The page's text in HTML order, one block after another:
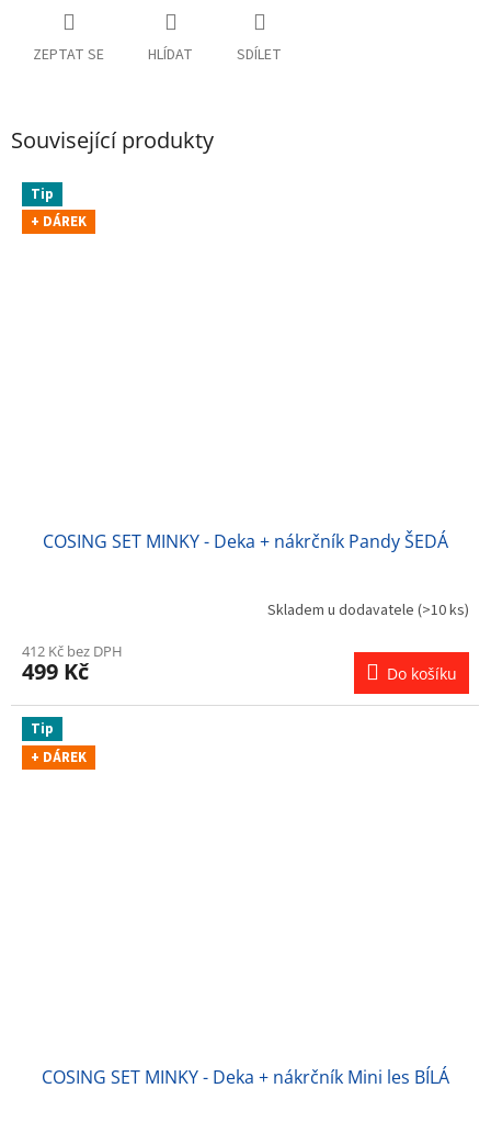
ZEPTAT SE HLÍDAT SDÍLET
Související produkty
Tip
+ DÁREK
COSING SET MINKY - Deka + nákrčník Pandy ŠEDÁ
Skladem u dodavatele (>10 ks)
412 Kč bez DPH
499 Kč Do košíku
Tip
+ DÁREK
COSING SET MINKY - Deka + nákrčník Mini les BÍLÁ